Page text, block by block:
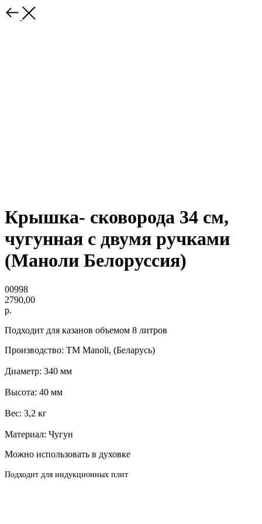
Крышка- сковорода 34 см,
чугунная с двумя ручками
(Маноли Белоруссия)
00998
2790,00
р.
Подходит для казанов объемом 8 литров
Производство: ТМ Manoli, (Беларусь)
Диаметр: 340 мм
Высота: 40 мм
Вес: 3,2 кг
Материал: Чугун
Можно использовать в духовке
Подходит для индукционных плит